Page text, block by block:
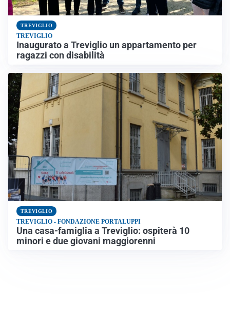
TREVIGLIO
TREVIGLIO
Inaugurato a Treviglio un appartamento per
ragazzi con disabilità
TREVIGLIO
TREVIGLIO - FONDAZIONE PORTALUPPI
Una casa-famiglia a Treviglio: ospiterà 10
minori e due giovani maggiorenni